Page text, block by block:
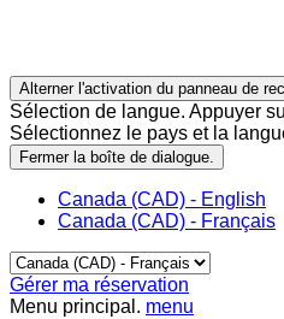
Alterner l'activation du panneau de
Sélection de langue. Appuyer
Sélectionnez le pays et la
Fermer la boîte de dialogue.
Canada (CAD) - English
Canada (CAD) - Français
Gérer ma réservation
Menu principal. menu